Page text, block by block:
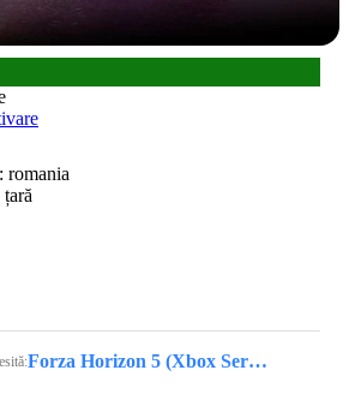
romania
Forza Horizon 5 (Xbox Series X/S, PC) - Xbox Live Key - GLOBAL